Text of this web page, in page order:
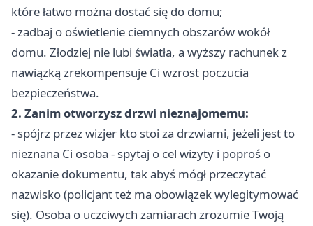
które łatwo można dostać się do domu;
- zadbaj o oświetlenie ciemnych obszarów wokół
domu. Złodziej nie lubi światła, a wyższy rachunek z
nawiązką zrekompensuje Ci wzrost poczucia
bezpieczeństwa.
2. Zanim otworzysz drzwi nieznajomemu:
- spójrz przez wizjer kto stoi za drzwiami, jeżeli jest to
nieznana Ci osoba - spytaj o cel wizyty i poproś o
okazanie dokumentu, tak abyś mógł przeczytać
nazwisko (policjant też ma obowiązek wylegitymować
się). Osoba o uczciwych zamiarach zrozumie Twoją